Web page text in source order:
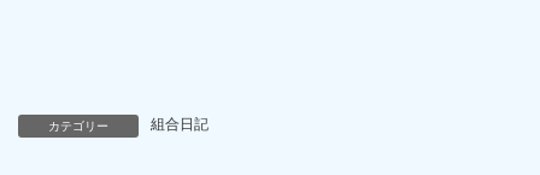
カテゴリー 組合日記